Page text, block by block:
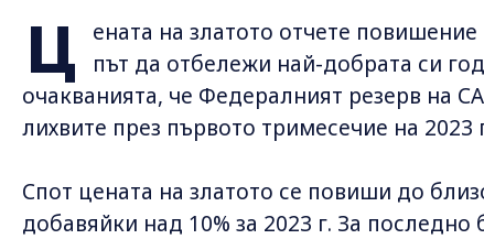
Ц
ената на златото отчете
път да отбележи най-добрата си
очакванията, че Федералният резерв на
лихвите през първото тримесечие на 2023
Спот цената на златото се повиши до
добавяйки над 10% за 2023 г. За